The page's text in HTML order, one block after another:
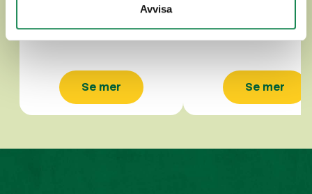
Avvisa
Se mer Se mer